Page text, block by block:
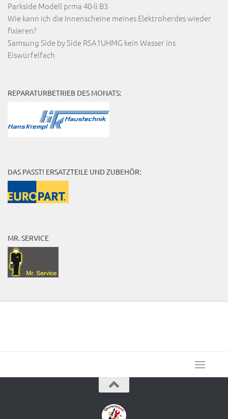
Parkside Modell prma 40-li B3
Wie kann ich die Innenscheine meines Elektroherdes wieder
fixieren?
Samsung Side by Side RSA1UHMG kein Wasser ins
Eiswürfelfach
REPARATURBETRIEB DES MONATS:
DAS PASST! ERSATZTEILE UND ZUBEHÖR:
MR. SERVICE